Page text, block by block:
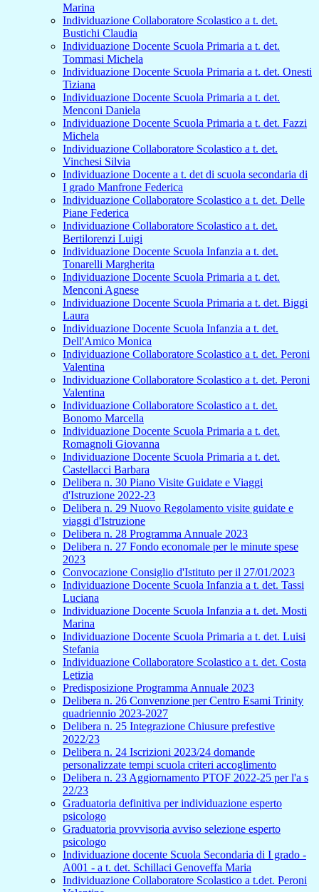
Marina
Individuazione Collaboratore Scolastico a t. det.
Bustichi Claudia
Individuazione Docente Scuola Primaria a t. det.
Tommasi Michela
Individuazione Docente Scuola Primaria a t. det. Onesti
Tiziana
Individuazione Docente Scuola Primaria a t. det.
Menconi Daniela
Individuazione Docente Scuola Primaria a t. det. Fazzi
Michela
Individuazione Collaboratore Scolastico a t. det.
Vinchesi Silvia
Individuazione Docente a t. det di scuola secondaria di
I grado Manfrone Federica
Individuazione Collaboratore Scolastico a t. det. Delle
Piane Federica
Individuazione Collaboratore Scolastico a t. det.
Bertilorenzi Luigi
Individuazione Docente Scuola Infanzia a t. det.
Tonarelli Margherita
Individuazione Docente Scuola Primaria a t. det.
Menconi Agnese
Individuazione Docente Scuola Primaria a t. det. Biggi
Laura
Individuazione Docente Scuola Infanzia a t. det.
Dell'Amico Monica
Individuazione Collaboratore Scolastico a t. det. Peroni
Valentina
Individuazione Collaboratore Scolastico a t. det. Peroni
Valentina
Individuazione Collaboratore Scolastico a t. det.
Bonomo Marcella
Individuazione Docente Scuola Primaria a t. det.
Romagnoli Giovanna
Individuazione Docente Scuola Primaria a t. det.
Castellacci Barbara
Delibera n. 30 Piano Visite Guidate e Viaggi
d'Istruzione 2022-23
Delibera n. 29 Nuovo Regolamento visite guidate e
viaggi d'Istruzione
Delibera n. 28 Programma Annuale 2023
Delibera n. 27 Fondo economale per le minute spese
2023
Convocazione Consiglio d'Istituto per il 27/01/2023
Individuazione Docente Scuola Infanzia a t. det. Tassi
Luciana
Individuazione Docente Scuola Infanzia a t. det. Mosti
Marina
Individuazione Docente Scuola Primaria a t. det. Luisi
Stefania
Individuazione Collaboratore Scolastico a t. det. Costa
Letizia
Predisposizione Programma Annuale 2023
Delibera n. 26 Convenzione per Centro Esami Trinity
quadriennio 2023-2027
Delibera n. 25 Integrazione Chiusure prefestive
2022/23
Delibera n. 24 Iscrizioni 2023/24 domande
personalizzate tempi scuola criteri accoglimento
Delibera n. 23 Aggiornamento PTOF 2022-25 per l'a s
22/23
Graduatoria definitiva per individuazione esperto
psicologo
Graduatoria provvisoria avviso selezione esperto
psicologo
Individuazione docente Scuola Secondaria di I grado -
A001 - a t. det. Schillaci Genoveffa Maria
Individuazione Collaboratore Scolastico a t.det. Peroni